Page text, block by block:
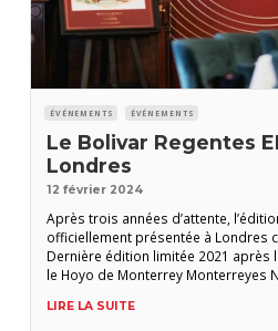
ÉVÉNEMENTS ÉVÉNEMENTS
Le Bolivar Regentes
Londres
12 février 2024
Après trois années d’attente,
officiellement présentée à Londres
Dernière édition limitée 2021 après
le Hoyo de Monterrey Monterreyes
Boisdale Canary Wharf de Londres
LIRE LA SUITE